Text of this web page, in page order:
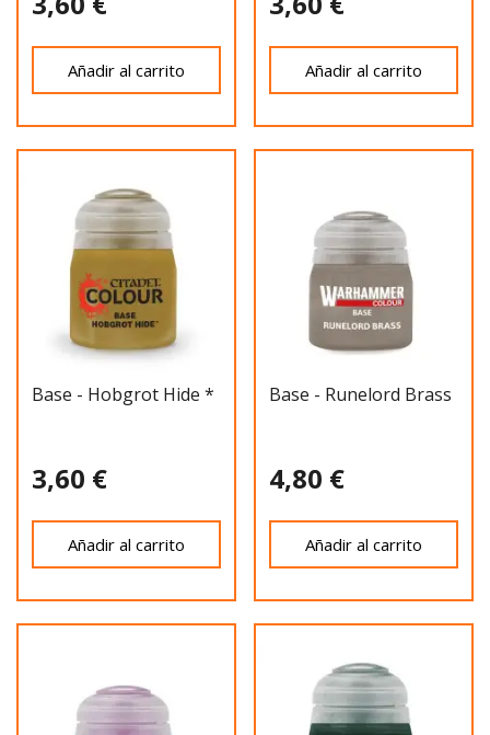
Añadir al carrito Añadir al carrito
Base - Hobgrot Hide *
3,60 €
Añadir al carrito
Base - Runelord Brass
4,80 €
Añadir al carrito